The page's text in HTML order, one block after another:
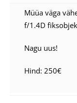
Müüa väga
f/1.4D
Nagu uus!
Hind: 250€